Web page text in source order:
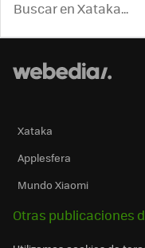
Xataka
Applesfera
Mundo Xiaomi
Otras publicaciones